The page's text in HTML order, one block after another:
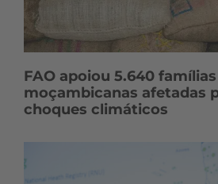
FAO apoiou 5.640 famílias
moçambicanas afetadas
choques climáticos